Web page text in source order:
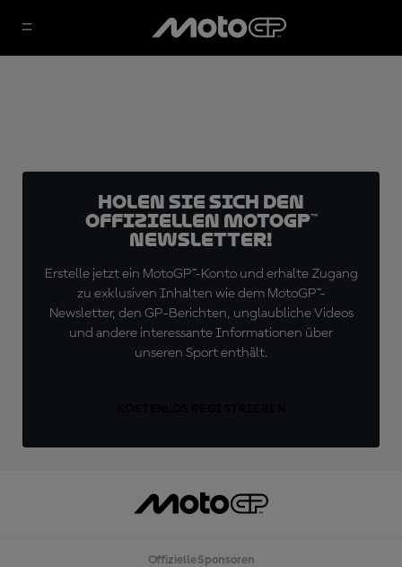
Holen Sie sich den
offiziellen MotoGP™
Newsletter!
Erstelle jetzt ein MotoGP™-Konto und erhalte Zugang
zu exklusiven Inhalten wie dem MotoGP™-
Newsletter, den GP-Berichten, unglaubliche Videos
und andere interessante Informationen über
unseren Sport enthält.
Offizielle Sponsoren